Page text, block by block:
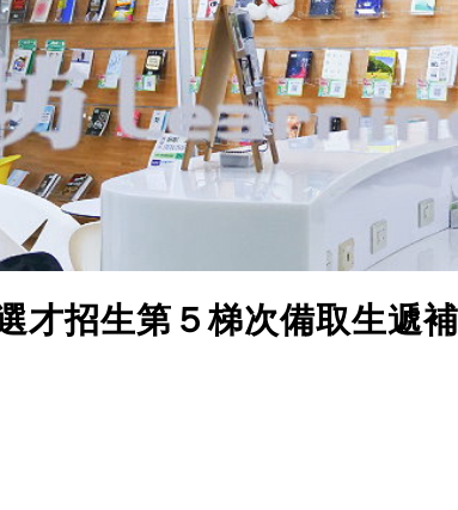
才招生第５梯次備取生遞